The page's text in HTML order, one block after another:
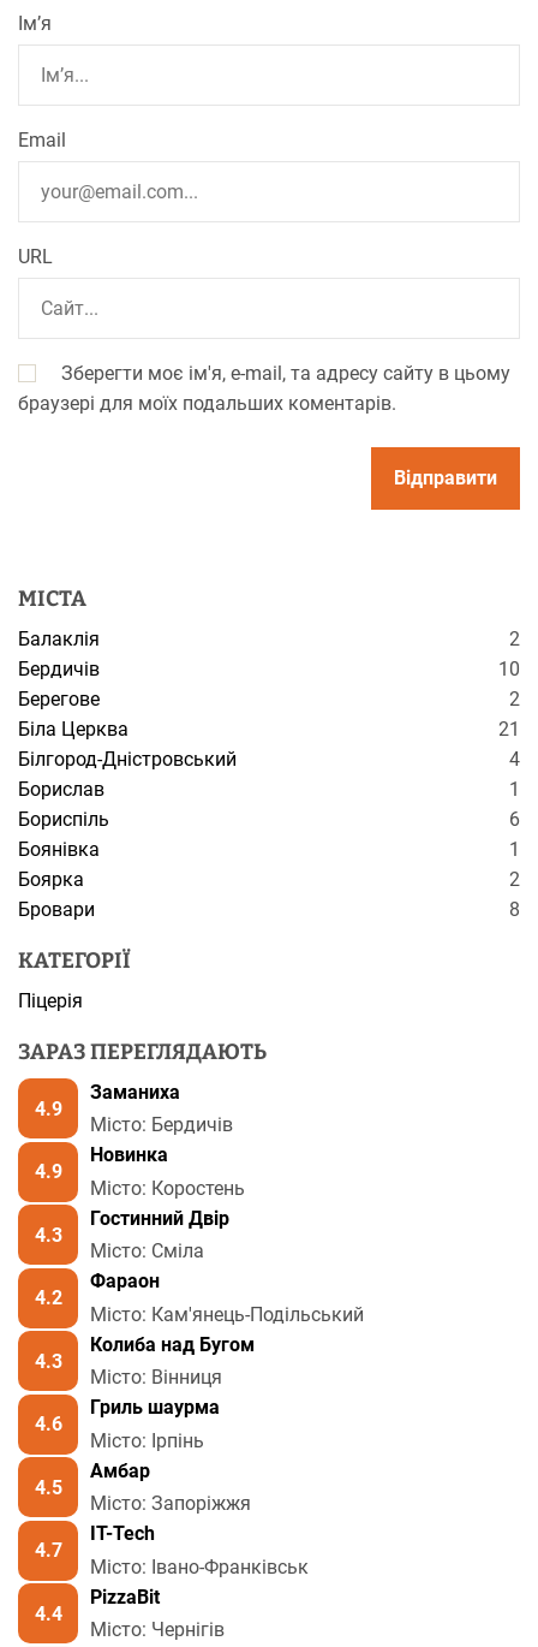
Ім’я
Email
URL
Зберегти моє ім'я, e-mail, та адресу сайту в цьому
браузері для моїх подальших коментарів.
МІСТА
Балаклія
2
Бердичів
10
Берегове
2
Біла Церква
21
Білгород-Дністровський
4
Борислав
1
Бориспіль
6
Боянівка
1
Боярка
2
Бровари
8
КАТЕГОРІЇ
Піцерія
ЗАРАЗ ПЕРЕГЛЯДАЮТЬ
4.9
Заманиха
Місто: Бердичів
4.9
Новинка
Місто: Коростень
4.3
Гостинний Двір
Місто: Сміла
4.2
Фараон
Місто: Кам'янець-Подільський
4.3
Колиба над Бугом
Місто: Вінниця
4.6
Гриль шаурма
Місто: Ірпінь
4.5
Амбар
Місто: Запоріжжя
4.7
IT-Tech
Місто: Івано-Франківськ
4.4
PizzaBit
Місто: Чернігів